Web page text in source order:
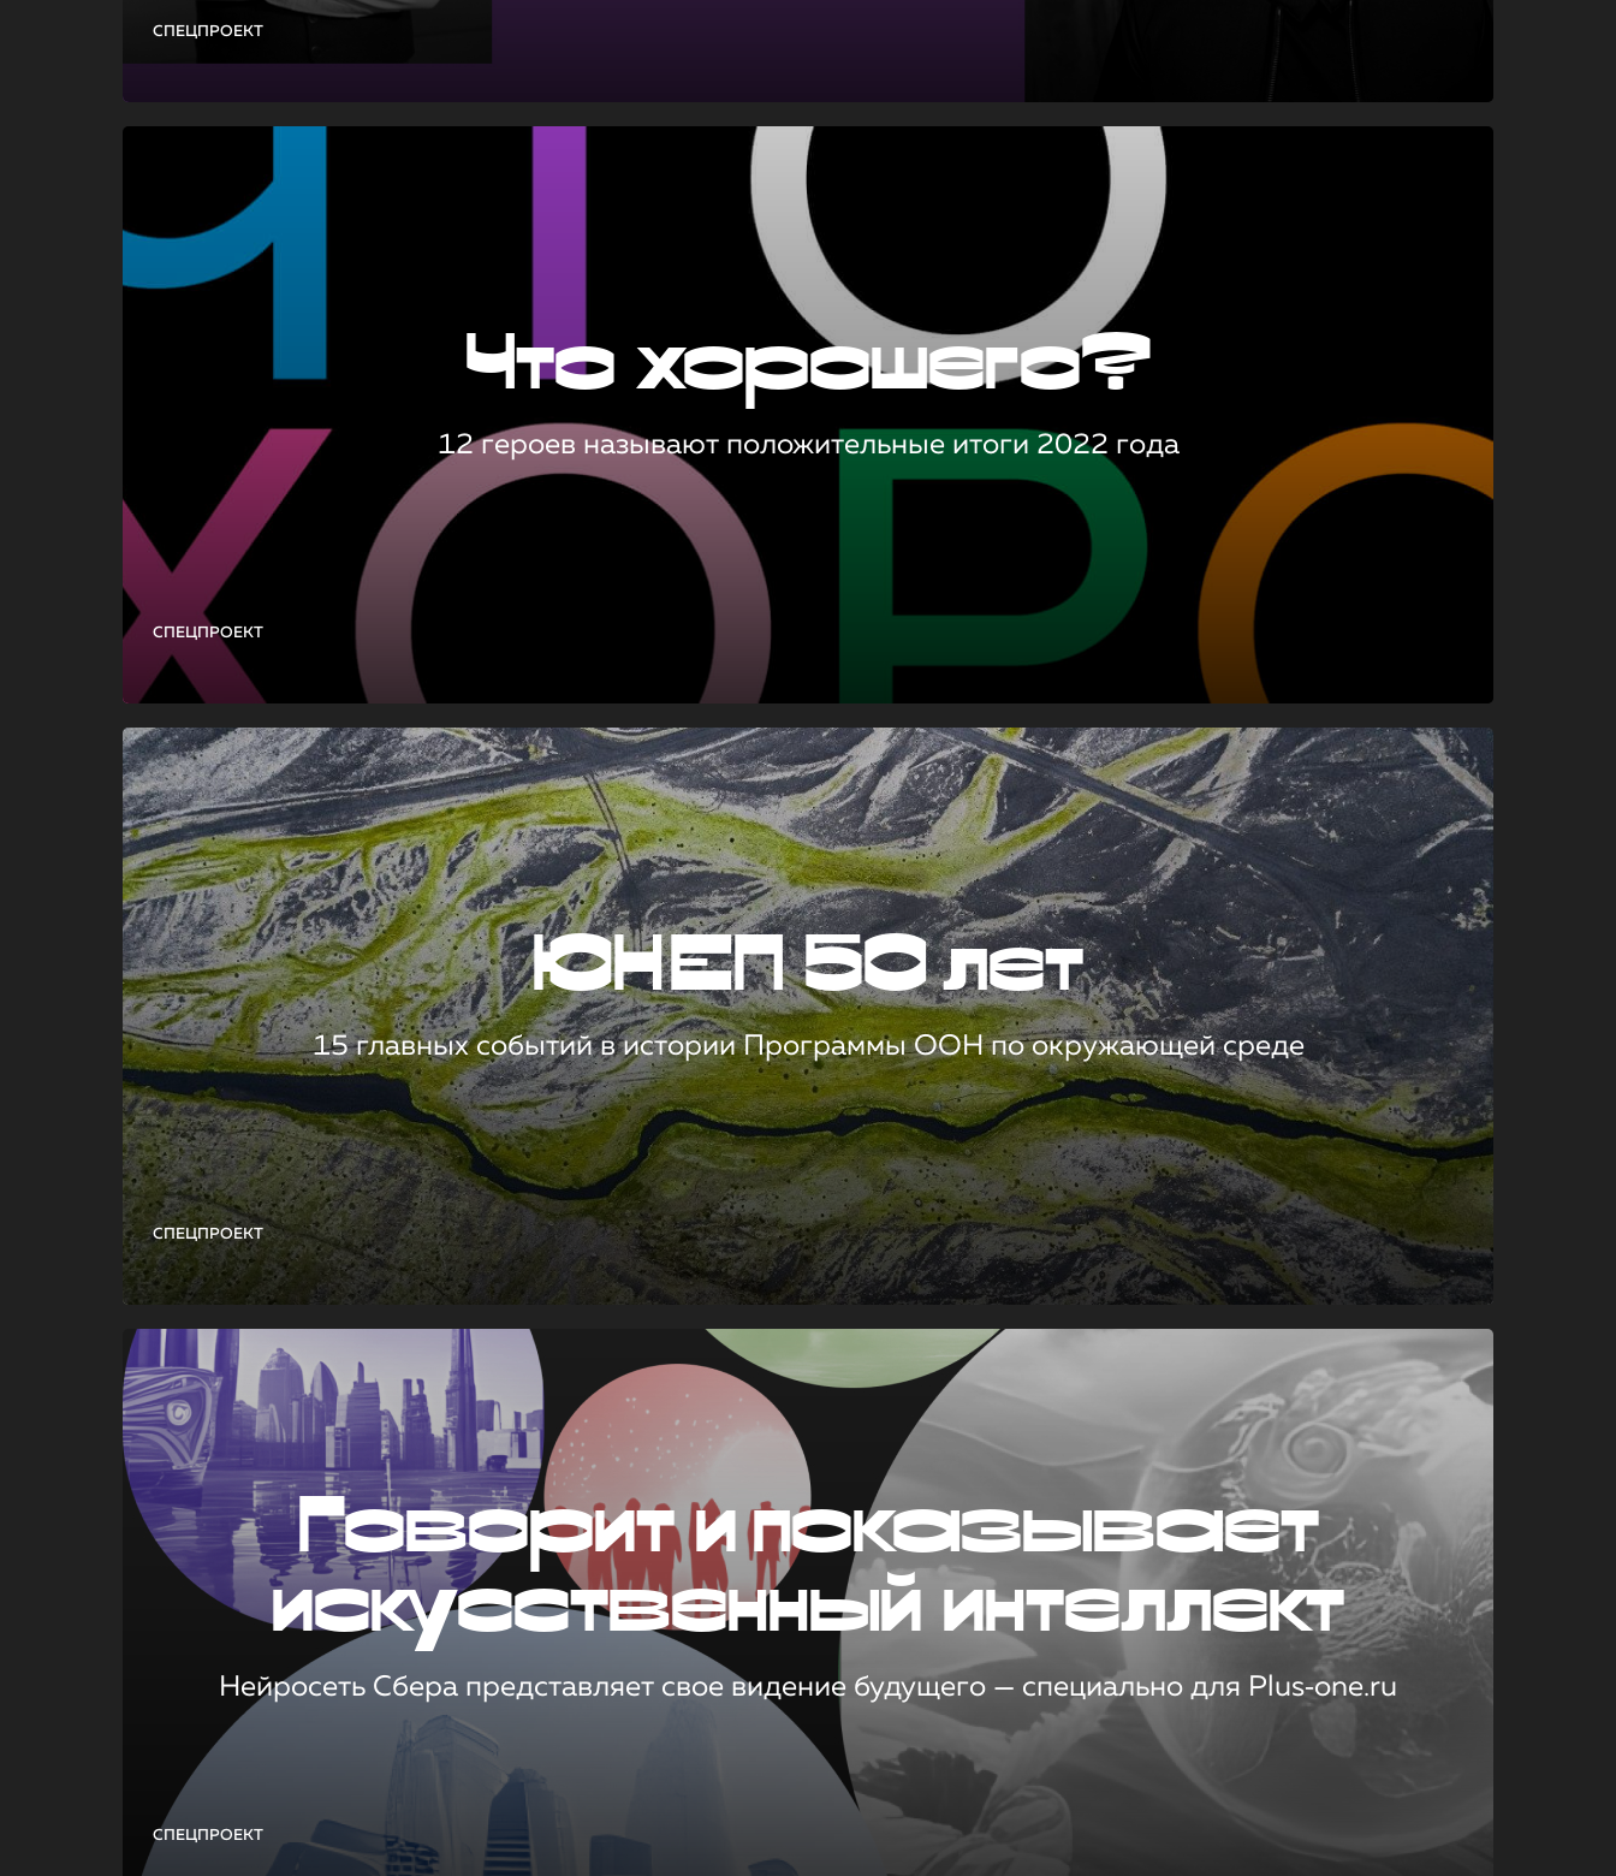
СПЕЦПРОЕКТ
СПЕЦПРОЕКТ
Что хорошего?
12 героев называют положительные итоги 2022 года
СПЕЦПРОЕКТ
ЮНЕП 50 лет
15 главных событий в истории Программы ООН по окружающей среде
СПЕЦПРОЕКТ
Говорит и показывает
искусственный интеллект
Нейросеть Сбера представляет свое видение будущего — специально для Plus‑one.ru